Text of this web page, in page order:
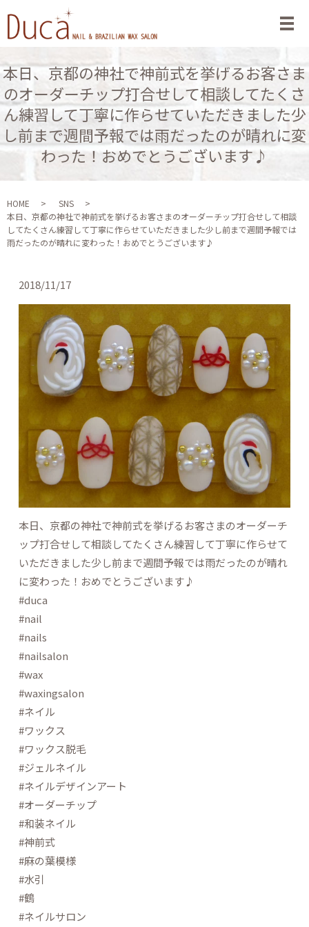
メ
本日、京都の神社で神前式を挙げるお客さま
のオーダーチップ打合せして相談してたくさ
ん練習して丁寧に作らせていただきました少
し前まで週間予報では雨だったのが晴れに変
わった！おめでとうございます♪
HOME
SNS
本日、京都の神社で神前式を挙げるお客さまのオーダーチップ打合せして相談
してたくさん練習して丁寧に作らせていただきました少し前まで週間予報では
雨だったのが晴れに変わった！おめでとうございます♪
2018/11/17
本日、京都の神社で神前式を挙げるお客さまのオーダーチ
ップ打合せして相談してたくさん練習して丁寧に作らせて
いただきました少し前まで週間予報では雨だったのが晴れ
に変わった！おめでとうございます♪
#duca
#nail
#nails
#nailsalon
#wax
#waxingsalon
#ネイル
#ワックス
#ワックス脱毛
#ジェルネイル
#ネイルデザインアート
#オーダーチップ
#和装ネイル
#神前式
#麻の葉模様
#水引
#鶴
#ネイルサロン